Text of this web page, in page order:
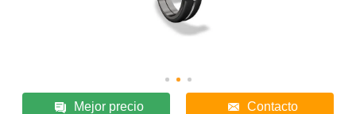
Mejor precio Contacto